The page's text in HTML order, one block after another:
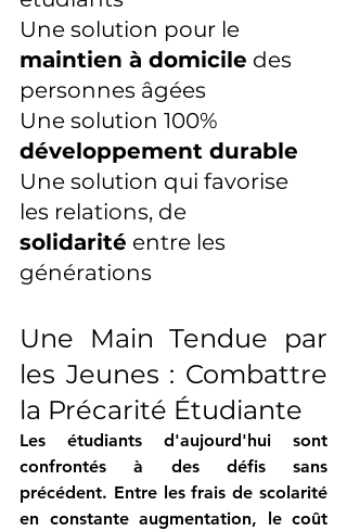
Une solution pour le
maintien à domicile des
personnes âgées
Une solution 100%
développement durable
Une solution qui favorise
les relations, de
solidarité entre les
générations
Une Main Tendue par
les Jeunes : Combattre
la Précarité Étudiante
Les étudiants d'aujourd'hui sont
confrontés à des défis sans
précédent. Entre les frais de scolarité
en constante augmentation, le coût